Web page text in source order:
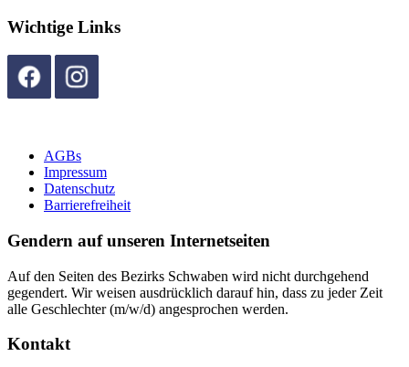
Wichtige Links
AGBs
Impressum
Datenschutz
Barrierefreiheit
Gendern auf unseren Internetseiten
Auf den Seiten des Bezirks Schwaben wird nicht durchgehend
gegendert. Wir weisen ausdrücklich darauf hin, dass zu jeder Zeit
alle Geschlechter (m/w/d) angesprochen werden.
Kontakt